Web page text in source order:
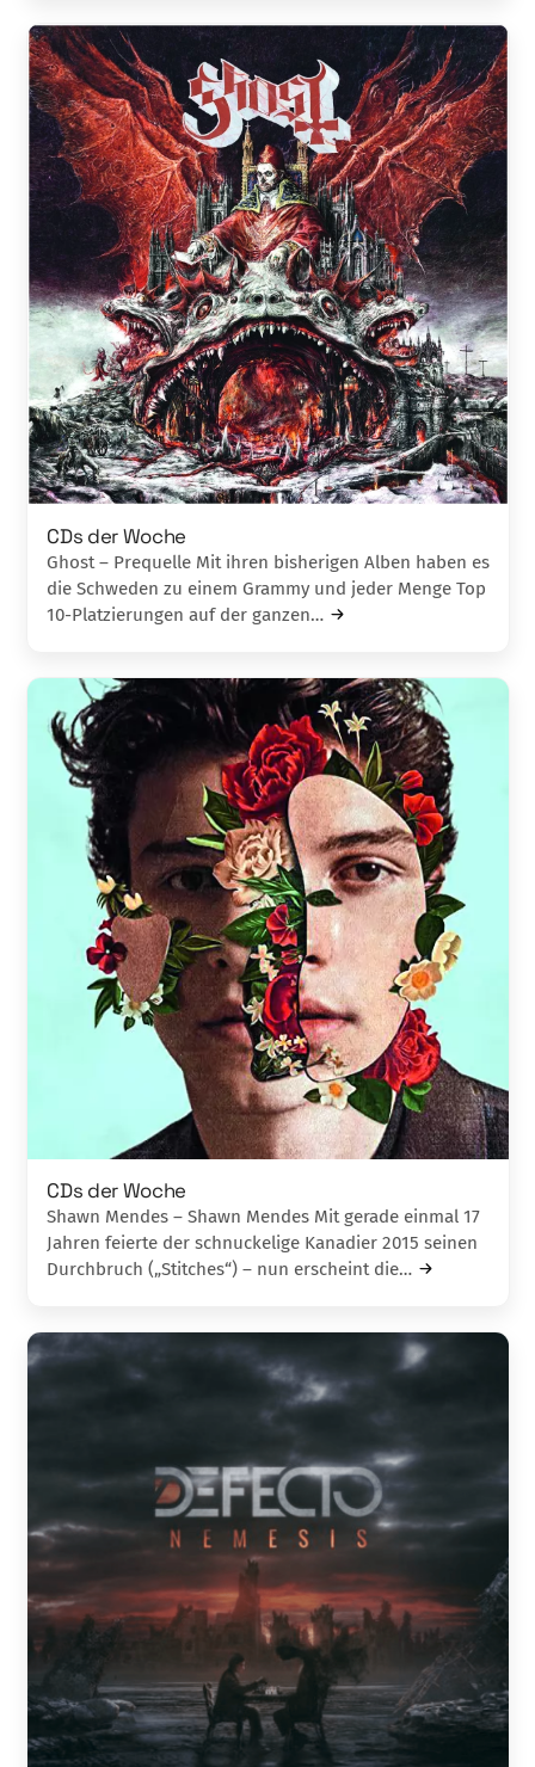
CDs der Woche
Ghost – Prequelle Mit ihren bisherigen Alben haben es
die Schweden zu einem Grammy und jeder Menge Top
10-Platzierungen auf der ganzen…
CDs der Woche
Shawn Mendes – Shawn Mendes Mit gerade einmal 17
Jahren feierte der schnu­ck­elige Kanadier 2015 seinen
Durchbruch („Stitches“) – nun erscheint die…